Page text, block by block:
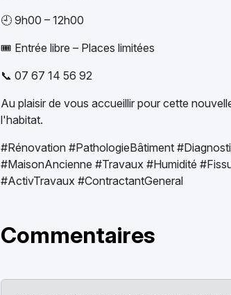
🕘 9h00 – 12h00
🎟 Entrée libre – Places limitées
📞 07 67 14 56 92
Au plaisir de vous accueillir pour cette
l'habitat.
#Rénovation #PathologieBâtiment
#MaisonAncienne #Travaux #Humidité
#ActivTravaux #ContractantGeneral
Commentaires